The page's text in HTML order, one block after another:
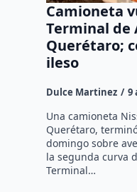
Camioneta
Terminal de
Querétaro;
ileso
Dulce Martinez 9
Una camioneta
Querétaro,
domingo sobre
la segunda curva
Terminal…